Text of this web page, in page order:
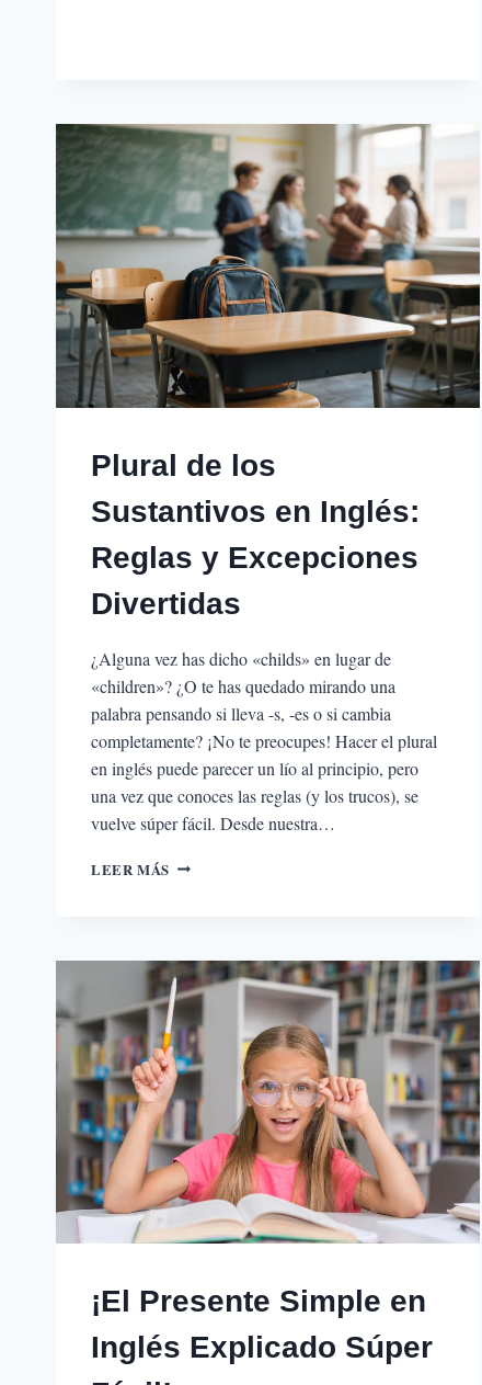
A
TRAVÉS
DEL
JUEGO
Y
LA
CREATIVIDAD
Plural de los
Sustantivos en Inglés:
Reglas y Excepciones
Divertidas
¿Alguna vez has dicho «childs» en lugar de
«children»? ¿O te has quedado mirando una
palabra pensando si lleva -s, -es o si cambia
completamente? ¡No te preocupes! Hacer el plural
en inglés puede parecer un lío al principio, pero
una vez que conoces las reglas (y los trucos), se
vuelve súper fácil. Desde nuestra…
LEER MÁS PLURAL
INGLÉS:
REGLAS
Y
EXCEPCIONES
DIVERTIDAS
¡El Presente Simple en
Inglés Explicado Súper